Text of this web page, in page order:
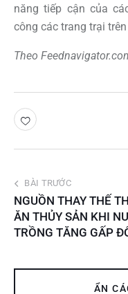
năng tiếp cận của
công các trang trại
Theo
BÀI TRƯỚC
NGUỒN THAY THẾ
ĂN THỦY SẢN KHI
TRỒNG TĂNG GẤP
ẨN